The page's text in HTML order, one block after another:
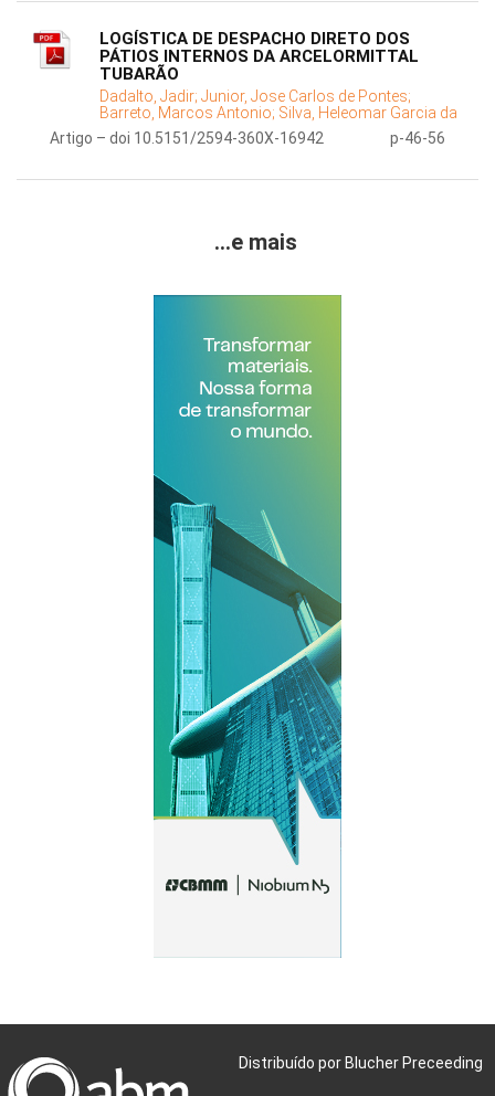
LOGÍSTICA DE DESPACHO DIRETO DOS
PÁTIOS INTERNOS DA ARCELORMITTAL
TUBARÃO
Dadalto, Jadir; Junior, Jose Carlos de Pontes;
Barreto, Marcos Antonio; Silva, Heleomar Garcia da
Artigo – doi 10.5151/2594-360X-16942
p-46-56
...e mais
Distribuído por Blucher Preceeding